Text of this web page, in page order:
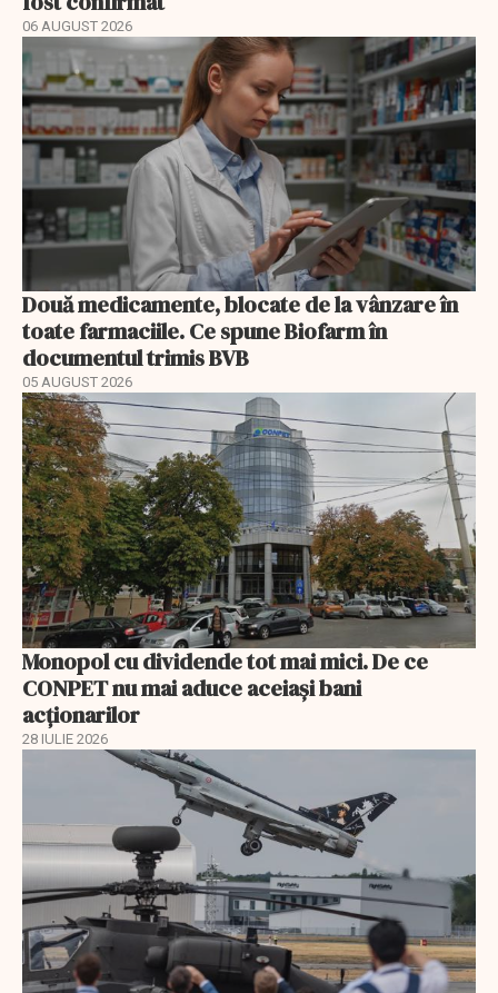
06 AUGUST 2026
Două medicamente, blocate de la vânzare în
toate farmaciile. Ce spune Biofarm în
documentul trimis BVB
05 AUGUST 2026
Monopol cu dividende tot mai mici. De ce
CONPET nu mai aduce aceiași bani
acționarilor
28 IULIE 2026